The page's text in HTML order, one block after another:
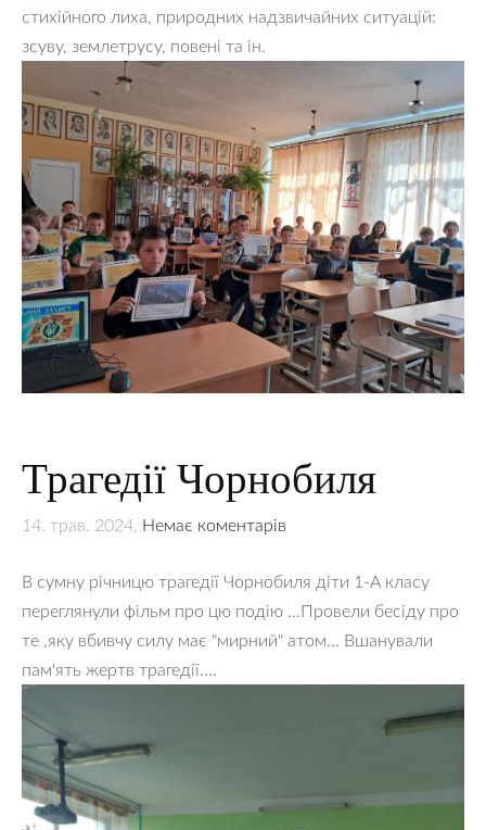
стихійного лиха, природних надзвичайних ситуацій:
зсуву, землетрусу, повені та ін.
Трагедії Чорнобиля
14. трав. 2024, Немає коментарів
В сумну річницю трагедії Чорнобиля діти 1-А класу
переглянули фільм про цю подію ...Провели бесіду про
те ,яку вбивчу силу має "мирний" атом... Вшанували
пам'ять жертв трагедії....